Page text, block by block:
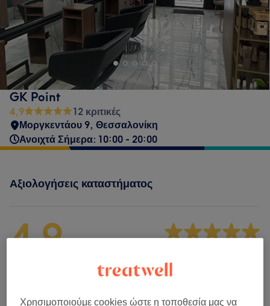
GK Point
4,9
12 κριτικές
Μοργκεντάου 9, Θεσσαλονίκη
Ανοιχτά Σήμερα: 10:00 - 20:00
Αξιολογήσεις καταστήματος
4,9
Χρησιμοποιούμε cookies ώστε η τοποθεσία μας να